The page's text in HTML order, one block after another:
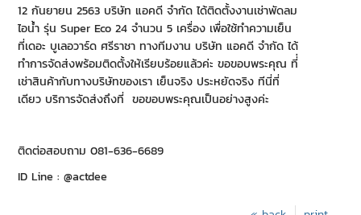
12 กันยายน 2563 บริษัท แอคดี จำกัด ได้ติดตั้งงานเช่าพัดลม
ไอน้ำ รุ่น Super Eco 24 จำนวน 5 เครื่อง เพื่อใช้ทำความเย็น
ที่เดอะ บูเลอวาร์ด ศรีราชา ทางทีมงาน บริษัท แอคดี จำกัด ได้
ทำการจัดส่งพร้อมติดตั้งให้เรียบร้อยแล้วค่ะ ขอขอบพระคุณ ที่่
เช่าสินค้ากับทางบริษัทของเรา เย็นจริง ประหยัดจริง ทีนี่ที่
เดียว บริการจัดส่งถึงที่ ขอขอบพระคุณเป็นอย่างสูงค่ะ
ติดต่อสอบถาม 081-636-6689
ID Line : @actdee